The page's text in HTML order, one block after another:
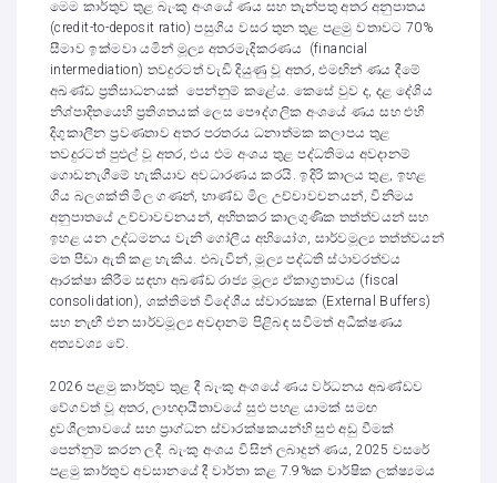
මෙම කාර්තුව තුළ බැංකු අංශයේ ණය සහ තැන්පතු අතර අනුපාතය
(credit-to-deposit ratio) පසුගිය වසර තුන තුළ පළමු වතාවට 70%
සීමාව ඉක්මවා යමින් මූල්‍ය අතරමැදිකරණය (financial
intermediation) තවදුරටත් වැඩි දියුණු වූ අතර, එමඟින් ණය දීමේ
අඛණ්ඩ ප්‍රතිසාධනයක් පෙන්නුම් කළේය. කෙසේ වුව ද, දළ දේශිය
නිශ්පාදිතයෙහි ප්‍රතිශතයක් ලෙස පෞද්ගලික අංශයේ ණය සහ එහි
දිගුකාලීන ප්‍රවණතාව අතර පරතරය ධනාත්මක කලාපය තුළ
තවදුරටත් පුළුල් වූ අතර, එය එම අංශය තුළ පද්ධතිමය අවදානම්
ගොඩනැගීමේ හැකියාව අවධාරණය කරයි. ඉදිරි කාලය තුළ, ඉහළ
ගිය බලශක්ති මිල ගණන්, භාණ්ඩ මිල උච්චාවචනයන්, විනිමය
අනුපාතයේ උච්චාවචනයන්, අහිතකර කාලගුණික තත්ත්වයන් සහ
ඉහළ යන උද්ධමනය වැනි ගෝලීය අභියෝග, සාර්වමූල්‍ය තත්ත්වයන්
මත පීඩා ඇති කළ හැකිය. එබැවින්, මූල්‍ය පද්ධති ස්ථාවරත්වය
ආරක්ෂා කිරීම සඳහා අඛණ්ඩ රාජ්‍ය මූල්‍ය ඒකාග්‍රතාවය (fiscal
consolidation), ශක්තිමත් විදේශීය ස්වාරක්‍ෂක (External Buffers)
සහ නැඟී එන සාර්වමූල්‍ය අවදානම් පිළිබඳ සවිමත් අධීක්ෂණය
අත්‍යවශ්‍ය වේ.
2026 පළමු කාර්තුව තුළ දී බැංකු අංශයේ ණය වර්ධනය අඛණ්ඩව
වේගවත් වූ අතර, ලාභදායීතාවයේ සුළු පහළ යාමක් සමඟ
ද්‍රවශීලතාවයේ සහ ප්‍රාග්ධන ස්වාරක්ෂකයන්හි සුළු අඩු වීමක්
පෙන්නුම් කරන ලදී. බැංකු අංශය විසින් ලබාදුන් ණය, 2025 වසරේ
පළමු කාර්තුව අවසානයේ දී වාර්තා කළ 7.9%ක වාර්ෂික ලක්ෂ්‍යමය